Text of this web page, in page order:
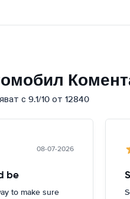
с 9.1/10 от 12840
08-07-2026
be
to make sure